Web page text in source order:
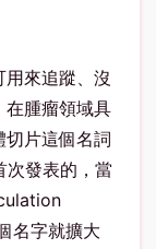
來追蹤、沒
在腫瘤領域具
片這個名詞
發表的，當
名字就擴大